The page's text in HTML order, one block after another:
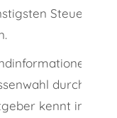
zur
durch
kennt in der